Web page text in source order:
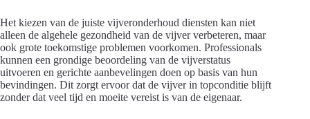
Het kiezen van de juiste vijveronderhoud diensten kan niet
alleen de algehele gezondheid van de vijver verbeteren, maar
ook grote toekomstige problemen voorkomen. Professionals
kunnen een grondige beoordeling van de vijverstatus
uitvoeren en gerichte aanbevelingen doen op basis van hun
bevindingen. Dit zorgt ervoor dat de vijver in topconditie blijft
zonder dat veel tijd en moeite vereist is van de eigenaar.